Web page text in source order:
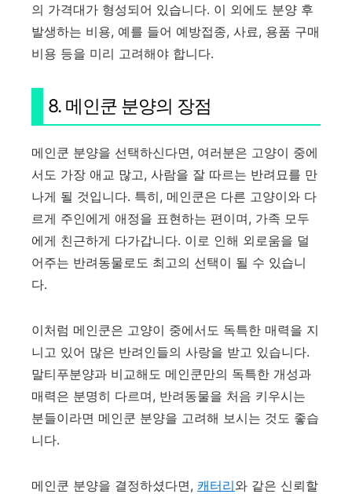
의 가격대가 형성되어 있습니다. 이 외에도 분양 후
발생하는 비용, 예를 들어 예방접종, 사료, 용품 구매
비용 등을 미리 고려해야 합니다.
8. 메인쿤 분양의 장점
메인쿤 분양을 선택하신다면, 여러분은 고양이 중에
서도 가장 애교 많고, 사람을 잘 따르는 반려묘를 만
나게 될 것입니다. 특히, 메인쿤은 다른 고양이와 다
르게 주인에게 애정을 표현하는 편이며, 가족 모두
에게 친근하게 다가갑니다. 이로 인해 외로움을 덜
어주는 반려동물로도 최고의 선택이 될 수 있습니
다.
이처럼 메인쿤은 고양이 중에서도 독특한 매력을 지
니고 있어 많은 반려인들의 사랑을 받고 있습니다.
말티푸분양과 비교해도 메인쿤만의 독특한 개성과
매력은 분명히 다르며, 반려동물을 처음 키우시는
분들이라면 메인쿤 분양을 고려해 보시는 것도 좋습
니다.
메인쿤 분양을 결정하셨다면, 캐터리와 같은 신뢰할